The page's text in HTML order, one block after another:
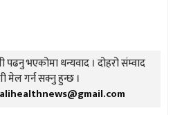
पढनु भएकोमा धन्यवाद । दोहरो संम्वाद
मेल गर्न सक्नु हुन्छ ।